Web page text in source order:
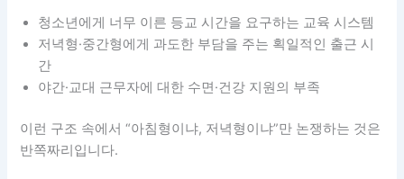
청소년에게 너무 이른 등교 시간을 요구하는 교육 시스템
저녁형·중간형에게 과도한 부담을 주는 획일적인 출근 시
간
야간·교대 근무자에 대한 수면·건강 지원의 부족
이런 구조 속에서 “아침형이냐, 저녁형이냐”만 논쟁하는 것은
반쪽짜리입니다.